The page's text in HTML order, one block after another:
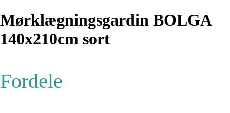
Mørklægningsgardin BOLGA
140x210cm sort
Fordele